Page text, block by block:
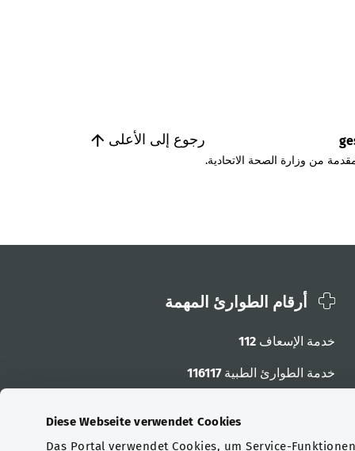
Diese Webseite verwendet Cookies
Das Portal verwendet Cookies, um Service-
رجوع إلى الأعلى
من وزارة الصحة الاتحادية.
أرقام الطوارئ المهمة
خدمة الإسعاف 112
خدمة الطوارئ الطبية116117